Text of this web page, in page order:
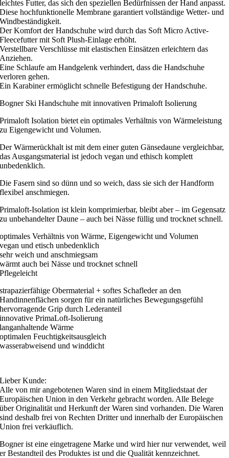
leichtes Futter, das sich den speziellen Bedürfnissen der Hand anpasst.
Diese hochfunktionelle Membrane garantiert vollständige Wetter- und
Windbeständigkeit.
Der Komfort der Handschuhe wird durch das Soft Micro Active-
Fleecefutter mit Soft Plush-Einlage erhöht.
Verstellbare Verschlüsse mit elastischen Einsätzen erleichtern das
Anziehen.
Eine Schlaufe am Handgelenk verhindert, dass die Handschuhe
verloren gehen.
Ein Karabiner ermöglicht schnelle Befestigung der Handschuhe.
Bogner Ski Handschuhe mit innovativen Primaloft Isolierung
Primaloft Isolation bietet ein optimales Verhältnis von Wärmeleistung
zu Eigengewicht und Volumen.
Der Wärmerückhalt ist mit dem einer guten Gänsedaune vergleichbar,
das Ausgangsmaterial ist jedoch vegan und ethisch komplett
unbedenklich.
Die Fasern sind so dünn und so weich, dass sie sich der Handform
flexibel anschmiegen.
Primaloft-Isolation ist klein komprimierbar, bleibt aber – im Gegensatz
zu unbehandelter Daune – auch bei Nässe füllig und trocknet schnell.
optimales Verhältnis von Wärme, Eigengewicht und Volumen
vegan und etisch unbedenklich
sehr weich und anschmiegsam
wärmt auch bei Nässe und trocknet schnell
Pflegeleicht
strapazierfähige Obermaterial + softes Schafleder an den
Handinnenflächen sorgen für ein natürliches Bewegungsgefühl
hervorragende Grip durch Lederanteil
innovative PrimaLoft-Isolierung
langanhaltende Wärme
optimalen Feuchtigkeitsausgleich
wasserabweisend und winddicht
Lieber Kunde:
Alle von mir angebotenen Waren sind in einem Mitgliedstaat der
Europäischen Union in den Verkehr gebracht worden. Alle Belege
über Originalität und Herkunft der Waren sind vorhanden. Die Waren
sind deshalb frei von Rechten Dritter und innerhalb der Europäischen
Union frei verkäuflich.
Bogner ist eine eingetragene Marke und wird hier nur verwendet, weil
er Bestandteil des Produktes ist und die Qualität kennzeichnet.